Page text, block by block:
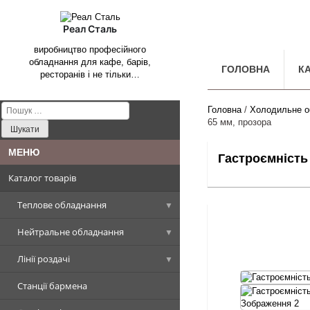
Реал Сталь
виробництво професійного
обладнання для кафе, барів,
ресторанів і не тільки…
Пошук:
Каталог товарів
Теплове обладнання
Котли харчоварильні
Котел харчоварильний
Плити промислові
Плити стандарт
Сковороди промислові
Нейтральне обладнання
Столи, Стіл-ванни, Стіл-тумби
Столи виробничі
Стелажі виробничі
Лінії роздачі
Вітрини холодильні
Станції бармена
ГОЛОВНА
Головна/ Холодильне
65 мм, прозора